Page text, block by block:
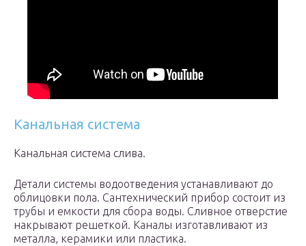
Канальная система
Канальная система слива.
Детали системы водоотведения устанавливают до
облицовки пола. Сантехнический прибор состоит из
трубы и емкости для сбора воды. Сливное отверстие
накрывают решеткой. Каналы изготавливают из
металла, керамики или пластика.